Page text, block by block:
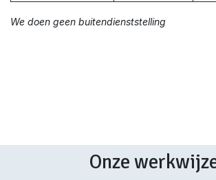
We doen geen buitendienststelling
Onze